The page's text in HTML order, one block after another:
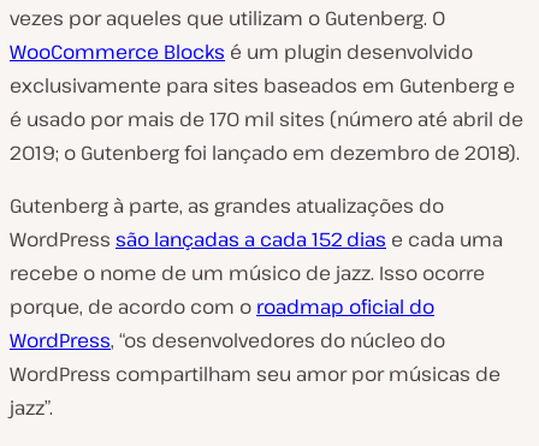
vezes por aqueles que utilizam o Gutenberg. O
WooCommerce Blocks é um plugin desenvolvido
exclusivamente para sites baseados em Gutenberg e
é usado por mais de 170 mil sites (número até abril de
2019; o Gutenberg foi lançado em dezembro de 2018).
Gutenberg à parte, as grandes atualizações do
WordPress são lançadas a cada 152 dias e cada uma
recebe o nome de um músico de jazz. Isso ocorre
porque, de acordo com o roadmap oficial do
WordPress, “os desenvolvedores do núcleo do
WordPress compartilham seu amor por músicas de
jazz”.